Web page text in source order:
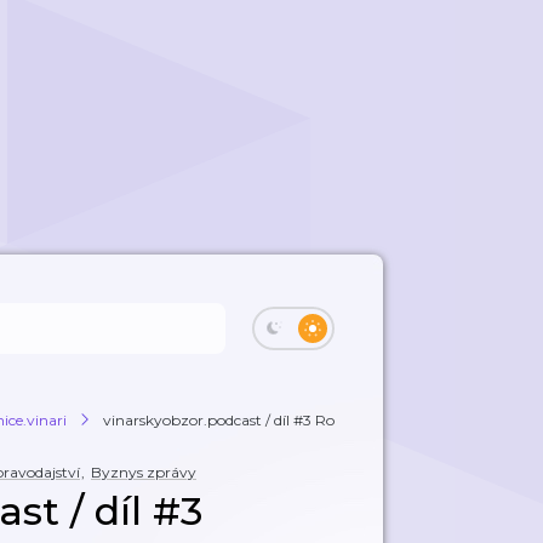
vinarskyobzor.podcast / díl #3 Roman Slouk
, Byznys zprávy
/ díl #3